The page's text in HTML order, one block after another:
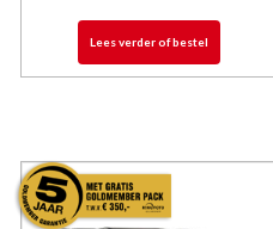
Lees verder of bestel